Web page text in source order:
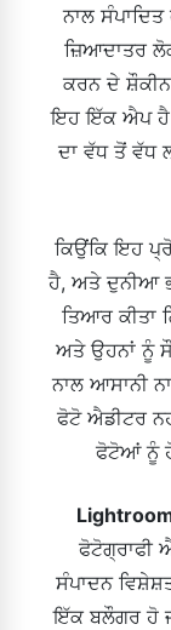
ਨਾਲ
ਜ਼ਿਆਦਾਤਰ
ਕਰਨ ਦੇ
ਇਹ ਇੱਕ ਐਪ ਹੈ
ਦਾ ਵੱਧ ਤੋਂ ਵੱਧ
ਕਿਉਂਕਿ ਇਹ
ਹੈ, ਅਤੇ ਦੁਨੀਆ
ਤਿਆਰ ਕੀਤਾ
ਅਤੇ ਉਹਨਾਂ ਨੂੰ
ਨਾਲ ਆਸਾਨੀ
ਫੋਟੋ ਐਡੀਟਰ
ਫੋਟੋਆਂ ਨੂੰ
ਫੋਟੋਗ੍ਰਾਫੀ
ਸੰਪਾਦਨ
ਇੱਕ ਬਲੌਗਰ ਹੋ